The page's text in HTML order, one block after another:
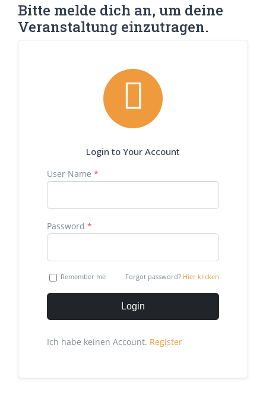
Bitte melde dich an, um deine
Veranstaltung einzutragen.

Login to Your Account
User Name *
Password *
Remember me Forgot password? Hier klicken
Login
Ich habe keinen Account. Register